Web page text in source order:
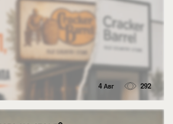
4 Авг 292